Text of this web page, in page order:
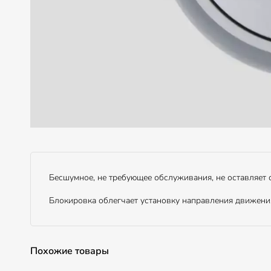
Бесшумное, не требующее обслуживания, не оставляет
Блокировка облегчает установку направления
Похожие товары